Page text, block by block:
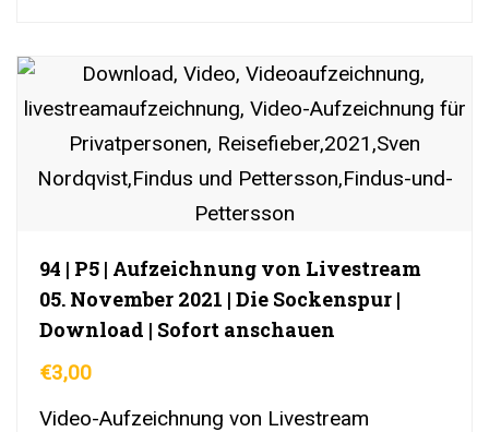
94 | P5 | Aufzeichnung von Livestream
05. November 2021 | Die Sockenspur |
Download | Sofort anschauen
€3,00
Video-Aufzeichnung von Livestream